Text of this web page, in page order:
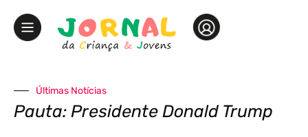
Últimas Notícias
Pauta: Presidente Donald Trump